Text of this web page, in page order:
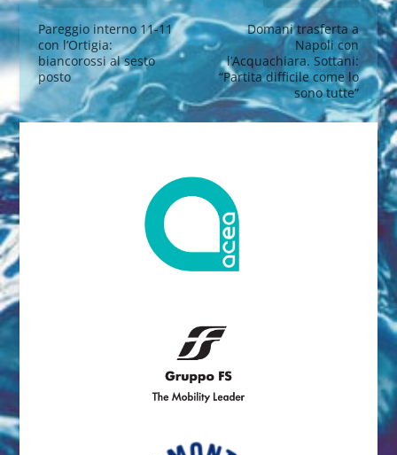
Pareggio interno 11-11
con l’Ortigia:
biancorossi al sesto
posto
Domani trasferta a
Napoli con
l’Acquachiara. Sottani:
“Partita difficile come lo
sono tutte”